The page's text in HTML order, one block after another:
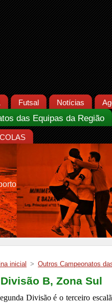
Futsal Notícias
das Equipas da Região
inicial > Outros Campeonatos
Divisão B, Zona Sul
Divisão é o terceiro